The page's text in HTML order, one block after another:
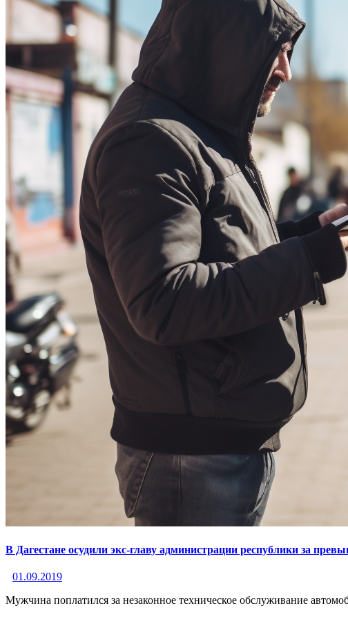
В Дагестане осудили экс-главу администрации республики за
01.09.2019
Мужчина поплатился за незаконное техническое обслуживание